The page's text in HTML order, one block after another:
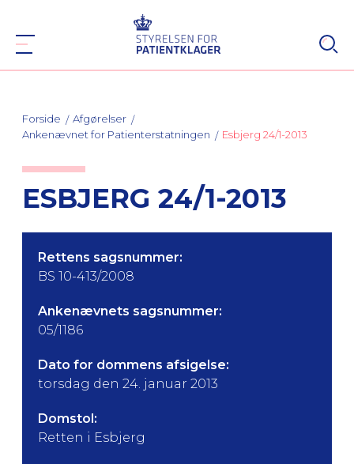
Forside
Afgørelser
Ankenævnet for Patienterstatningen
Esbjerg 24/1-2013
ESBJERG 24/1-2013
Rettens sagsnummer:
BS 10-413/2008
Ankenævnets sagsnummer:
05/1186
Dato for dommens afsigelse:
torsdag den 24. januar 2013
Domstol:
Retten i Esbjerg